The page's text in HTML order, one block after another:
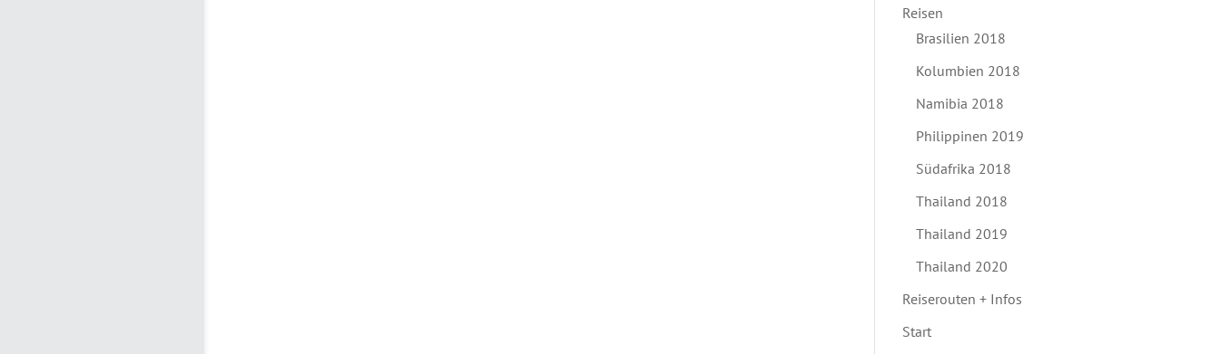
Reisen
Brasilien 2018
Kolumbien 2018
Namibia 2018
Philippinen 2019
Südafrika 2018
Thailand 2018
Thailand 2019
Thailand 2020
Reiserouten + Infos
Start